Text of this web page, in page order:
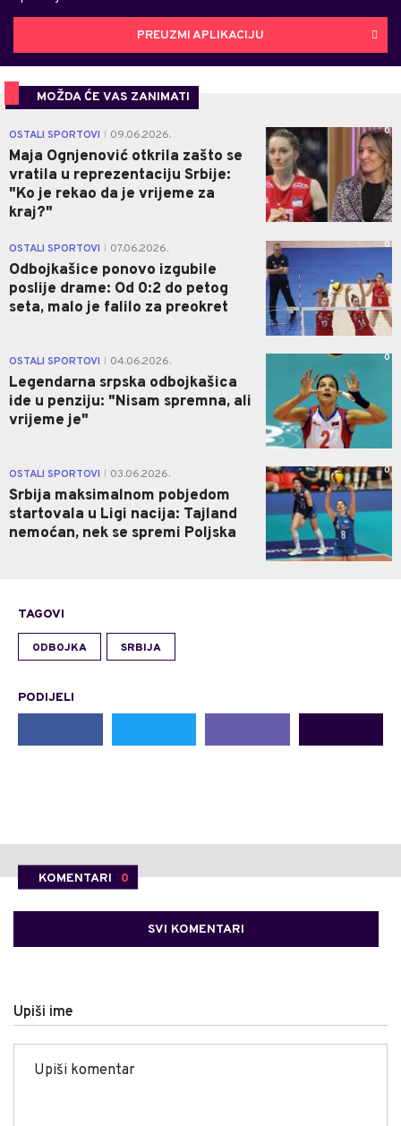
PREUZMI APLIKACIJU
MOŽDA ĆE VAS ZANIMATI
OSTALI SPORTOVI 09.06.2026.
Maja Ognjenović otkrila zašto se
vratila u reprezentaciju Srbije:
"Ko je rekao da je vrijeme za
kraj?"
0
OSTALI SPORTOVI 07.06.2026.
Odbojkašice ponovo izgubile
poslije drame: Od 0:2 do petog
seta, malo je falilo za preokret
0
OSTALI SPORTOVI 04.06.2026.
Legendarna srpska odbojkašica
ide u penziju: "Nisam spremna, ali
vrijeme je"
0
OSTALI SPORTOVI 03.06.2026.
Srbija maksimalnom pobjedom
startovala u Ligi nacija: Tajland
nemoćan, nek se spremi Poljska
0
TAGOVI
ODBOJKA SRBIJA
PODIJELI
KOMENTARI 0
SVI KOMENTARI
Upiši ime